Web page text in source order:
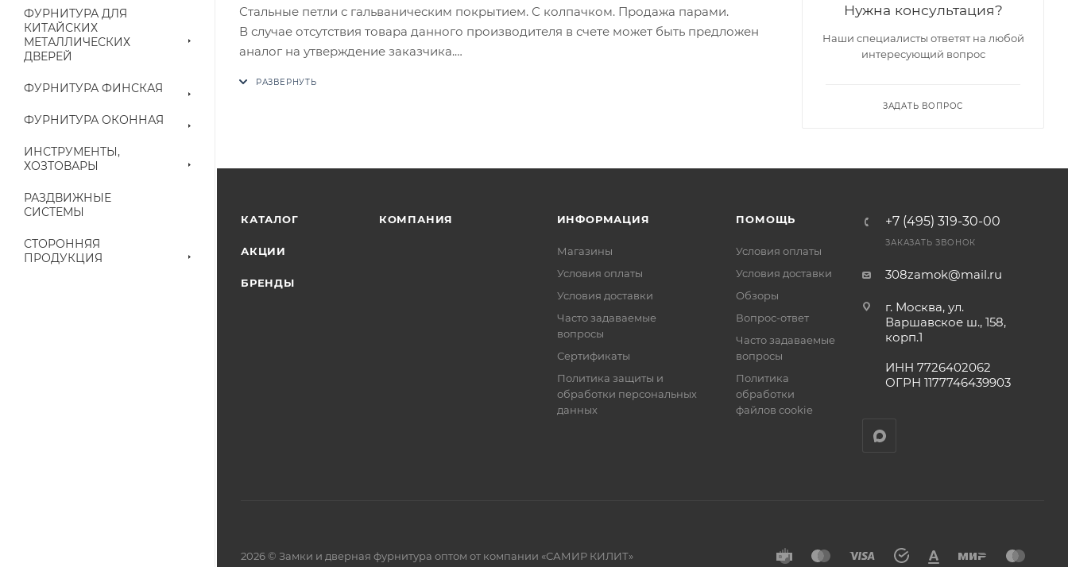
ФУРНИТУРА ДЛЯ
КИТАЙСКИХ
МЕТАЛЛИЧЕСКИХ
ДВЕРЕЙ
ФУРНИТУРА ФИНСКАЯ
ФУРНИТУРА ОКОННАЯ
ИНСТРУМЕНТЫ,
ХОЗТОВАРЫ
РАЗДВИЖНЫЕ
СИСТЕМЫ
СТОРОННЯЯ
ПРОДУКЦИЯ
Стальные петли с гальваническим покрытием. С колпачком. Продажа парами.
В случае отсутствия товара данного производителя в счете может быть предложен
аналог на утверждение заказчика.
наличие на складе. Фактом подтверждения покупки будет считаться оплата
Нужна консультация?
Наши специалисты ответят на любой
интересующий вопрос
ЗАДАТЬ ВОПРОС
КАТАЛОГ
АКЦИИ
БРЕНДЫ
КОМПАНИЯ ИНФОРМАЦИЯ
Магазины
Условия оплаты
Условия доставки
Часто задаваемые
вопросы
Сертификаты
Политика защиты и
обработки персональных
данных
ПОМОЩЬ
Условия оплаты
Условия доставки
Обзоры
Вопрос-ответ
Часто задаваемые
вопросы
Политика
обработки
файлов cookie
+7 (495) 319-30-00
ЗАКАЗАТЬ ЗВОНОК
308zamok@mail.ru
г. Москва, ул.
Варшавское ш., 158,
корп.1
ИНН 7726402062
ОГРН 1177746439903
2026 © Замки и дверная фурнитура оптом от компании «САМИР КИЛИТ»